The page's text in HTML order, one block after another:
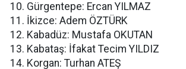
Gürgentepe: Ercan YILMAZ
İkizce: Adem ÖZTÜRK
Kabadüz: Mustafa OKUTAN
Kabataş: İfakat Tecim YILDIZ
Korgan: Turhan ATEŞ